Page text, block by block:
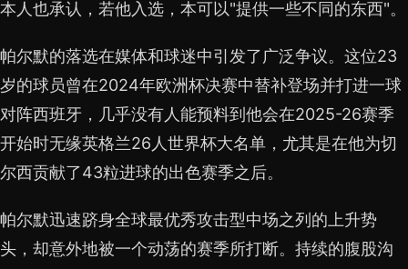
本人也承认，若他入选，本可以"提供一些不同的东西"。
帕尔默的落选在媒体和球迷中引发了广泛争议。这位23
岁的球员曾在2024年欧洲杯决赛中替补登场并打进一球
对阵西班牙，几乎没有人能预料到他会在2025-26赛季
开始时无缘英格兰26人世界杯大名单，尤其是在他为切
尔西贡献了43粒进球的出色赛季之后。
帕尔默迅速跻身全球最优秀攻击型中场之列的上升势
头，却意外地被一个动荡的赛季所打断。持续的腹股沟